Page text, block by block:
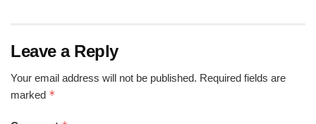
Leave a Reply
Your email address will not be published. Required fields are
marked *